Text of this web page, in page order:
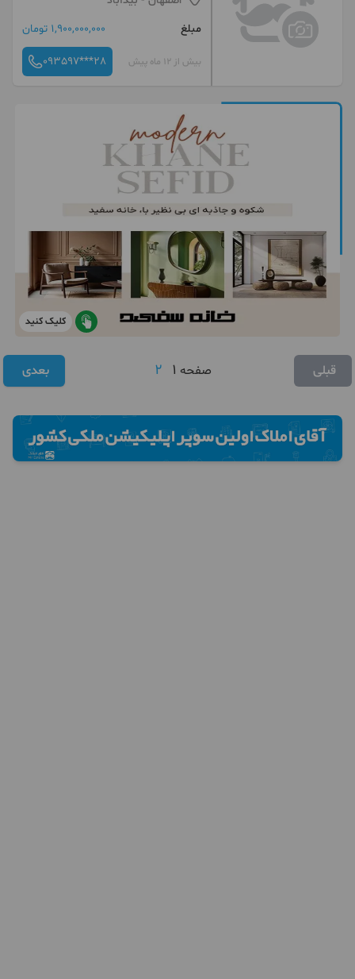
مبلغ
1,900,000,000 تومان
بیش از 12 ماه پیش 093597***28
کلیک کنید
قبلی صفحه 1
2 بعدی